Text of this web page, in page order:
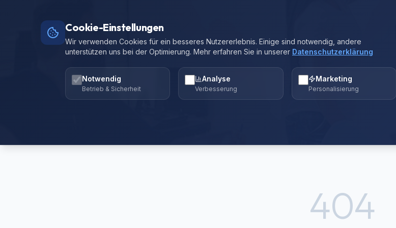
404
Cookie-Einstellungen
Wir verwenden Cookies für ein besseres Nutzererlebnis. Einige sind notwendig, andere
unterstützen uns bei der Optimierung. Mehr erfahren Sie in unserer Datenschutzerklärung
Notwendig
Betrieb & Sicherheit
Analyse
Verbesserung
Marketing
Personalisierung